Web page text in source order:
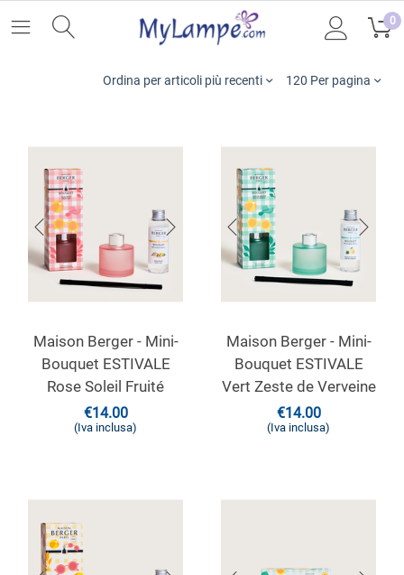
0
Ordina per articoli più recenti 120 Per pagina
Maison Berger - Mini-
Bouquet ESTIVALE
Rose Soleil Fruité
€14.00
(Iva inclusa)
Maison Berger - Mini-
Bouquet ESTIVALE
Vert Zeste de Verveine
€14.00
(Iva inclusa)